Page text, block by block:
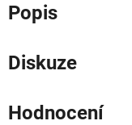
Popis
Diskuze
Hodnocení